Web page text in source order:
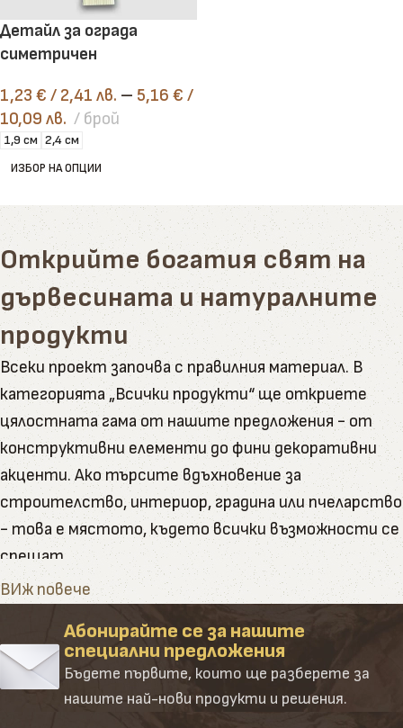
Детайл за ограда
симетричен
1,23 € / 2,41 лв. – 5,16 € /
10,09 лв.
брой
1,9 см 2,4 см
ИЗБОР НА ОПЦИИ
Открийте богатия свят на
дървесината и натуралните
продукти
Всеки проект започва с правилния материал. В
категорията „Всички продукти“ ще откриете
цялостната гама от нашите предложения - от
конструктивни елементи до фини декоративни
акценти. Ако търсите вдъхновение за
строителство, интериор, градина или пчеларство
- това е мястото, където всички възможности се
срещат.
Тук ще намерите пълната гама от артикули и
натурални продукти, които Палисандър предлага
Категорията обединява в себе си всички наши
основни направления – от сурови и обработени
дървени материали до завършени продукти и
аксесоари. Създадена е така, че да ориентира
ВИж повече
Абонирайте се за нашите
специални предложения
Бъдете първите, които ще разберете за
нашите най-нови продукти и решения.